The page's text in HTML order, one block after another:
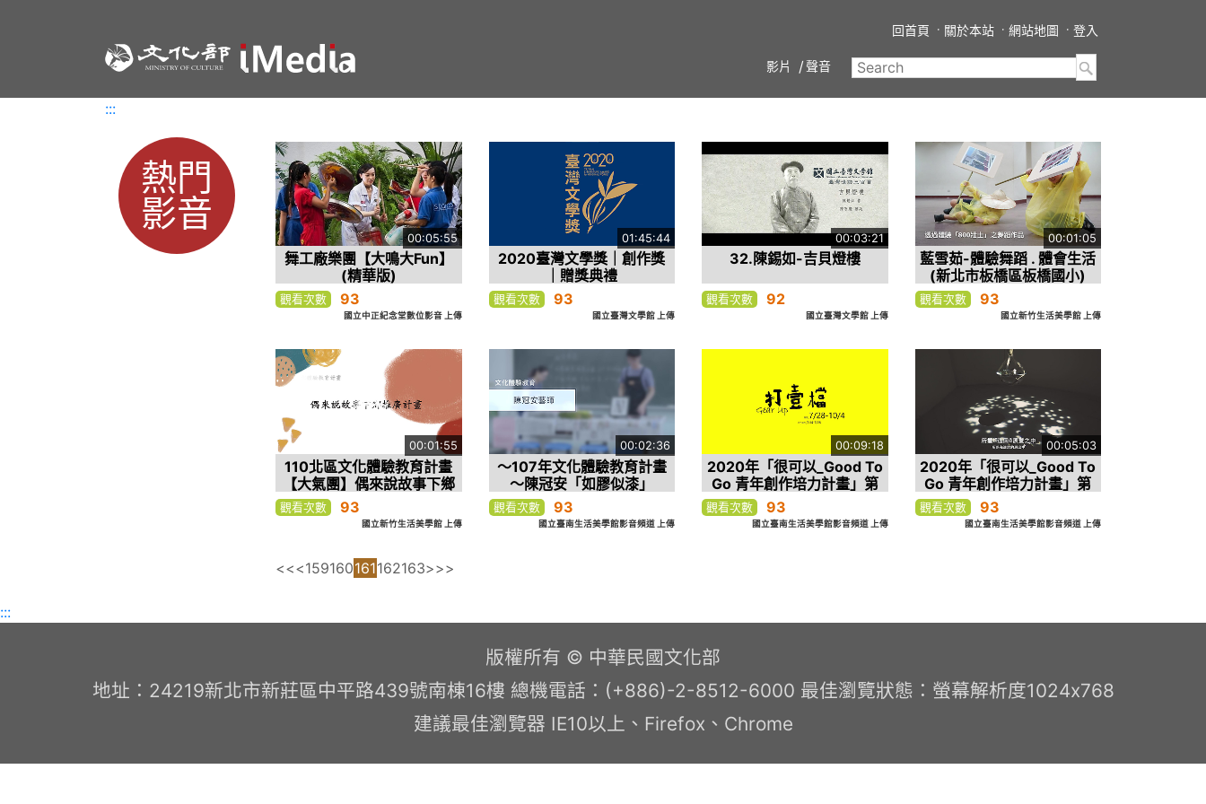
:::
回首頁 關於本站 網站地圖 登入
影片 聲音
:::
熱門
影音
00:05:55
舞工廠樂團【大鳴大Fun】
(精華版)
觀看次數 93
國立中正紀念堂數位影音 上傳
01:45:44
2020臺灣文學獎｜創作獎
｜贈獎典禮
觀看次數 93
國立臺灣文學館 上傳
00:03:21
32.陳錫如-吉貝燈樓
觀看次數 92
國立臺灣文學館 上傳
00:01:05
藍雪茹-體驗舞蹈 . 體會生活
(新北市板橋區板橋國小)
觀看次數 93
國立新竹生活美學館 上傳
00:01:55
110北區文化體驗教育計畫
【大氣團】偶來說故事下鄉
推廣計畫
觀看次數 93
國立新竹生活美學館 上傳
00:02:36
～107年文化體驗教育計畫
～陳冠安「如膠似漆」
觀看次數 93
國立臺南生活美學館影音頻道 上傳
00:09:18
2020年「很可以_Good To
Go 青年創作培力計畫」第
二檔 打壹檔(華語版導覽影
片)
觀看次數 93
國立臺南生活美學館影音頻道 上傳
00:05:03
2020年「很可以_Good To
Go 青年創作培力計畫」第
二檔 打壹檔(臺灣台語版導
覽影片)
觀看次數 93
國立臺南生活美學館影音頻道 上傳
<<<159160161162163>>>
:::
版權所有 © 中華民國文化部
地址：24219新北市新莊區中平路439號南棟16樓 總機電話：(+886)-2-8512-6000 最佳瀏覽狀態：螢幕解析度1024x768
建議最佳瀏覽器 IE10以上、Firefox、Chrome